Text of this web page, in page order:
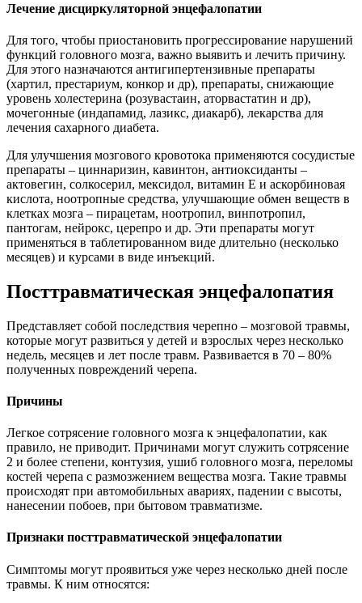
Лечение дисциркуляторной энцефалопатии
Для того, чтобы приостановить прогрессирование нарушений
функций головного мозга, важно выявить и лечить причину.
Для этого назначаются антигипертензивные препараты
(хартил, престариум, конкор и др), препараты, снижающие
уровень холестерина (розувастаин, аторвастатин и др),
мочегонные (индапамид, лазикс, диакарб), лекарства для
лечения сахарного диабета.
Для улучшения мозгового кровотока применяются сосудистые
препараты – циннаризин, кавинтон, антиоксиданты –
актовегин, солкосерил, мексидол, витамин Е и аскорбиновая
кислота, ноотропные средства, улучшающие обмен веществ в
клетках мозга – пирацетам, ноотропил, винпотропил,
пантогам, нейрокс, церепро и др. Эти препараты могут
применяться в таблетированном виде длительно (несколько
месяцев) и курсами в виде инъекций.
Посттравматическая энцефалопатия
Представляет собой последствия черепно – мозговой травмы,
которые могут развиться у детей и взрослых через несколько
недель, месяцев и лет после травм. Развивается в 70 – 80%
полученных повреждений черепа.
Причины
Легкое сотрясение головного мозга к энцефалопатии, как
правило, не приводит. Причинами могут служить сотрясение
2 и более степени, контузия, ушиб головного мозга, переломы
костей черепа с размозжением вещества мозга. Такие травмы
происходят при автомобильных авариях, падении с высоты,
нанесении побоев, при бытовом травматизме.
Признаки посттравматической энцефалопатии
Симптомы могут проявиться уже через несколько дней после
травмы. К ним относятся: